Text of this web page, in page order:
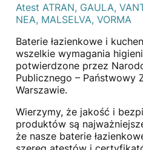
Atest ATRAN, GAULA,
NEA, MALSELVA, VORMA
Baterie łazienkowe i
wszelkie wymagania
potwierdzone przez
Publicznego – Państwowy
Warszawie.
Wierzymy, że jakość i
produktów są
że nasze baterie